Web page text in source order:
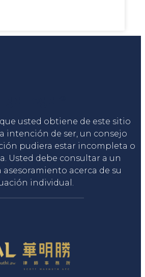
usted obtiene de este sitio
intención de ser, un consejo
pudiera estar incompleta o
Usted debe consultar a un
acerca de su
individual.